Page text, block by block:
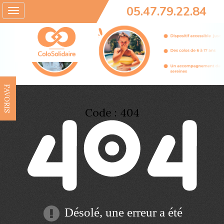
Toggle
navigation
05.47.79.22.84
FAVORIS Code : 404
Désolé, une erreur a été